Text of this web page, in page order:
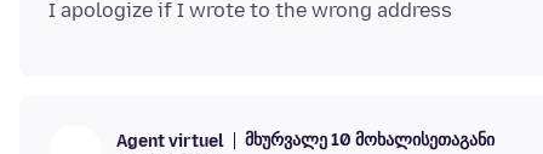
Agent virtuel მხურვალე 10 მოხალისეთაგანი